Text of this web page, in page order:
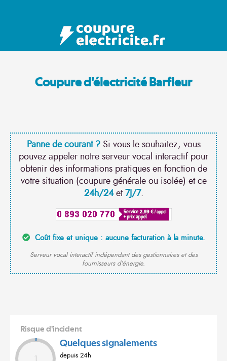
Coupure d'électricité Barfleur
Panne de courant ?Si vous le souhaitez, vous
pouvez appeler notre serveur vocal interactif pour
obtenir des informations pratiques en fonction de
votre situation (coupure générale ou isolée) et ce
24h/24et7J/7.
Coût fixe et unique : aucune facturation à la minute.
Serveur vocal interactif indépendant des gestionnaires et des
fournisseurs d'énergie.
Risque d'incident
1
Quelques signalements
depuis 24h